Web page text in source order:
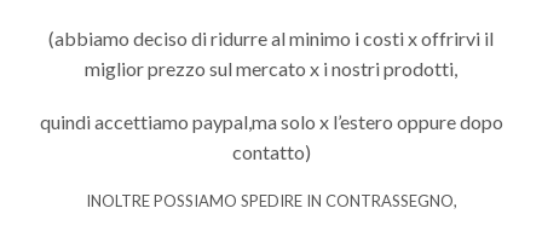
(abbiamo deciso di ridurre al minimo i costi x offrirvi il
miglior prezzo sul mercato x i nostri prodotti,
quindi accettiamo paypal,ma solo x l’estero oppure dopo
contatto)
INOLTRE POSSIAMO SPEDIRE IN CONTRASSEGNO,